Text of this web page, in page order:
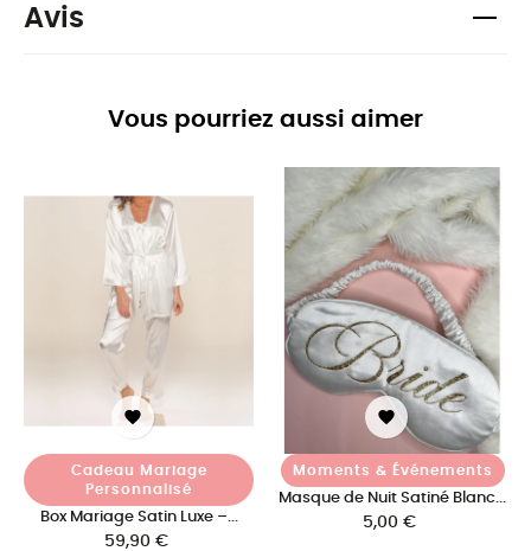
Avis
Vous pourriez aussi aimer

Cadeau Mariage
Personnalisé
Box Mariage Satin Luxe –...
Prix
59,90 €

Moments & Événements
Masque de Nuit Satiné Blanc...
Prix
5,00 €